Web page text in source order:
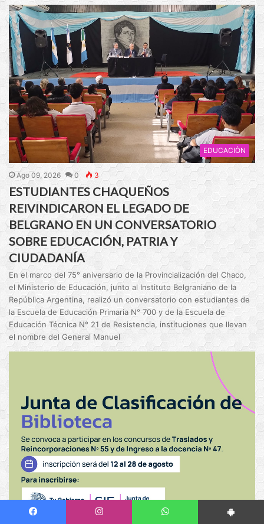
EDUCACIÒN
Ago 09, 2026 0 3
ESTUDIANTES CHAQUEÑOS
REIVINDICARON EL LEGADO DE
BELGRANO EN UN CONVERSATORIO
SOBRE EDUCACIÓN, PATRIA Y
CIUDADANÍA
En el marco del 75° aniversario de la Provincialización del Chaco,
el Ministerio de Educación, junto al Instituto Belgraniano de la
República Argentina, realizó un conversatorio con estudiantes de
la Escuela de Educación Primaria N° 700 y de la Escuela de
Educación Técnica N° 21 de Resistencia, instituciones que llevan
el nombre del General Manuel